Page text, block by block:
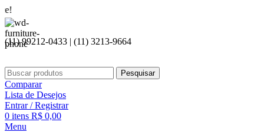
(11) 99212-0433 | (11) 3213-9664
Pesquisar
Comparar
Lista de Desejos
Entrar / Registrar
0 itens R$ 0,00
Menu